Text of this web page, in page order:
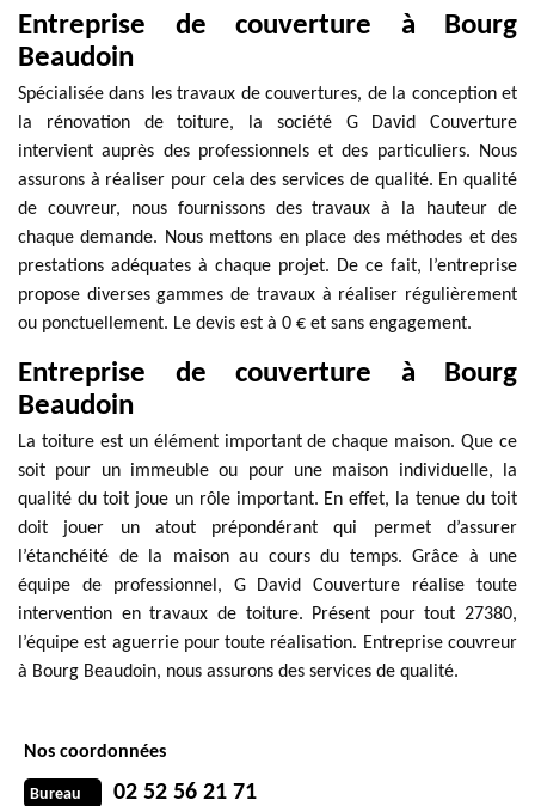
Entreprise de couverture à Bourg
Beaudoin
Spécialisée dans les travaux de couvertures, de la conception et
la rénovation de toiture, la société G David Couverture
intervient auprès des professionnels et des particuliers. Nous
assurons à réaliser pour cela des services de qualité. En qualité
de couvreur, nous fournissons des travaux à la hauteur de
chaque demande. Nous mettons en place des méthodes et des
prestations adéquates à chaque projet. De ce fait, l’entreprise
propose diverses gammes de travaux à réaliser régulièrement
ou ponctuellement. Le devis est à 0 € et sans engagement.
Entreprise de couverture à Bourg
Beaudoin
La toiture est un élément important de chaque maison. Que ce
soit pour un immeuble ou pour une maison individuelle, la
qualité du toit joue un rôle important. En effet, la tenue du toit
doit jouer un atout prépondérant qui permet d’assurer
l’étanchéité de la maison au cours du temps. Grâce à une
équipe de professionnel, G David Couverture réalise toute
intervention en travaux de toiture. Présent pour tout 27380,
l’équipe est aguerrie pour toute réalisation. Entreprise couvreur
à Bourg Beaudoin, nous assurons des services de qualité.
Nos coordonnées
Bureau 02 52 56 21 71